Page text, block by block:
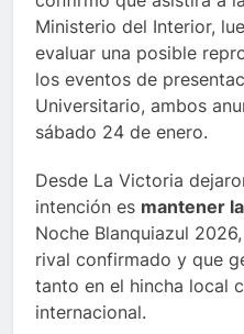
Ministerio del Interior,
evaluar una posible
los eventos de
Universitario, ambos
sábado 24 de enero.
Desde La Victoria
intención es mantener
Noche Blanquiazul
rival confirmado y que
tanto en el hincha local
internacional.